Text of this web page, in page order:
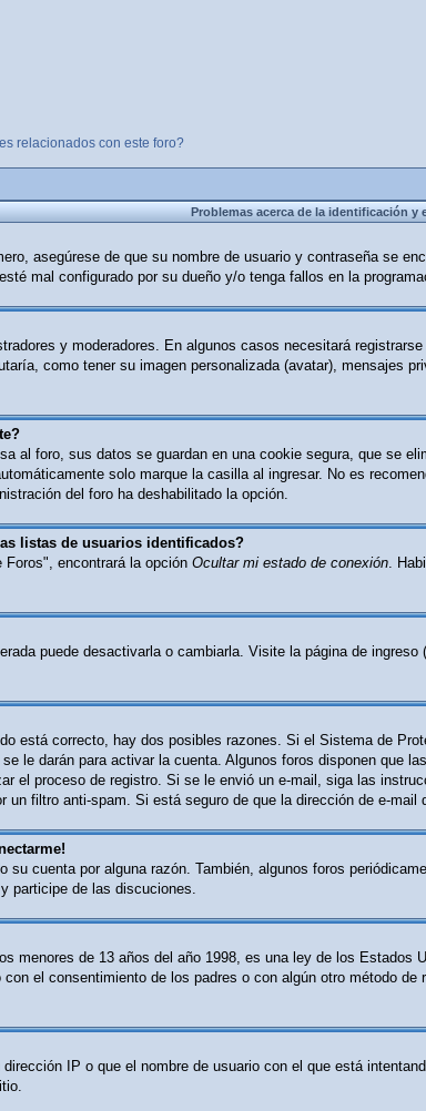
relacionados con este foro?
Problemas acerca de la identificación y
asegúrese de que su nombre de usuario y contraseña se
mal configurado por su dueño y/o tenga fallos en la
y moderadores. En algunos casos necesitará
como tener su imagen personalizada (avatar), mensajes
al foro, sus datos se guardan en una cookie segura, que se
solo marque la casilla al ingresar. No es
del foro ha deshabilitado la opción.
listas de usuarios identificados?
Foros", encontrará la opción Ocultar mi estado de conexión.
puede desactivarla o cambiarla. Visite la página de ingreso
está correcto, hay dos posibles razones. Si el Sistema de
le darán para activar la cuenta. Algunos foros disponen que
el proceso de registro. Si se le envió un e-mail, siga las
filtro anti-spam. Si está seguro de que la dirección de e-
cuenta por alguna razón. También, algunos foros
participe de las discuciones.
menores de 13 años del año 1998, es una ley de los
el consentimiento de los padres o con algún otro método
IP o que el nombre de usuario con el que está